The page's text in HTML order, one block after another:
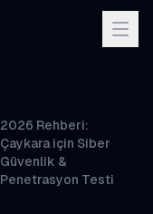
2026 Rehberi:
Çaykara için Siber
Güvenlik &
Penetrasyon Testi